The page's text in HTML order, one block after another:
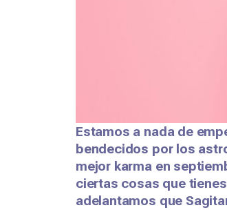
Estamos a nada de
bendecidos por los
mejor karma en
ciertas cosas que
adelantamos que